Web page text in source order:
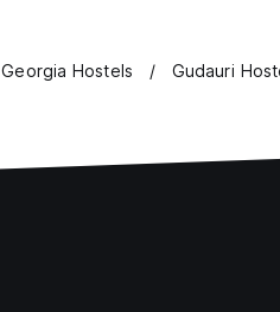
Georgia Hostels Gudauri